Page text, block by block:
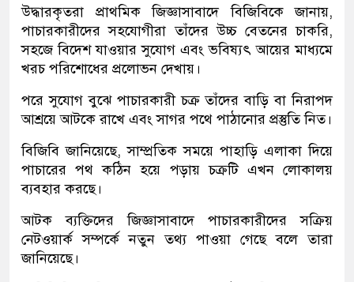
উদ্ধারকৃতরা প্রাথমিক জিজ্ঞাসাবাদে বিজিবিকে জানায়,
পাচারকারীদের সহযোগীরা তাঁদের উচ্চ বেতনের চাকরি,
সহজে বিদেশ যাওয়ার সুযোগ এবং ভবিষ্যৎ আয়ের মাধ্যমে
খরচ পরিশোধের প্রলোভন দেখায়।
পরে সুযোগ বুঝে পাচারকারী চক্র তাঁদের বাড়ি বা নিরাপদ
আশ্রয়ে আটকে রাখে এবং সাগর পথে পাঠানোর প্রস্তুতি নিত।
বিজিবি জানিয়েছে, সাম্প্রতিক সময়ে পাহাড়ি এলাকা দিয়ে
পাচারের পথ কঠিন হয়ে পড়ায় চক্রটি এখন লোকালয়
ব্যবহার করছে।
আটক ব্যক্তিদের জিজ্ঞাসাবাদে পাচারকারীদের সক্রিয়
নেটওয়ার্ক সম্পর্কে নতুন তথ্য পাওয়া গেছে বলে তারা
জানিয়েছে।